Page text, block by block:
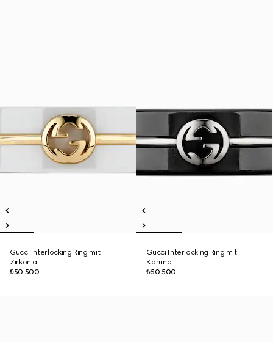
Gucci Interlocking Ring mit
Zirkonia
₺50.500
Gucci Interlocking Ring mit
Korund
₺50.500